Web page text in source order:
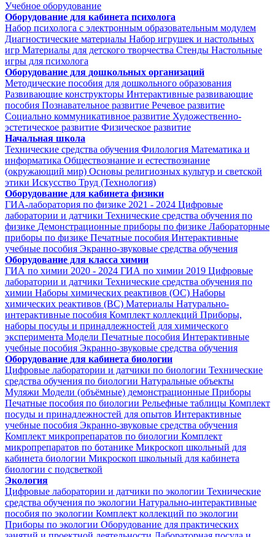
Учебное оборудование
Оборудование для кабинета психолога
Набор психолога с электронным образовательным модулем
Диагностические материалы Набор игрушек и настольных
игр Материалы для детского творчества Стенды Настольные
игры для психолога
Оборудование для дошкольных организаций
Методические пособия для дошкольного образования
Развивающие конструкторы Интерактивные развивающие
пособия Познавательное развитие Речевое развитие
Социально коммуникативное развитие Художественно-
эстетическое развитие Физическое развитие
Начальная школа
Технические средства обучения Филология Математика и
информатика Обществознание и естествознание
(окружающий мир) Основы религиозных культур и светской
этики Искусство Труд (Технология)
Оборудование для кабинета физики
ГИА-лаборатория по физике 2021 - 2024 Цифровые
лаборатории и датчики Технические средства обучения по
физике Демонстрационные приборы по физике Лабораторные
приборы по физике Печатные пособия Интерактивные
учебные пособия Экранно-звуковые средства обучения
Оборудование для класса химии
ГИА по химии 2020 - 2024 ГИА по химии 2019 Цифровые
лаборатории и датчики Технические средства обучения по
химии Наборы химических реактивов (ОС) Наборы
химических реактивов (ВС) Материалы Натурально-
интерактивные пособия Комплект коллекций Приборы,
наборы посуды и принадлежностей для химического
эксперимента Модели Печатные пособия Интерактивные
учебные пособия Экранно-звуковые средства обучения
Оборудование для кабинета биологии
Цифровые лаборатории и датчики по биологии Технические
средства обучения по биологии Натуральные объекты
Муляжи Модели (объёмные) демонстрационные Приборы
Печатные пособия по биологии Рельефные таблицы Комплект
посуды и принадлежностей для опытов Интерактивные
учебные пособия Экранно-звуковые средства обучения
Комплект микропрепаратов по биологии Комплект
микропрепаратов по ботанике Микроскоп школьный для
кабинета биологии Микроскоп школьный для кабинета
биологии с подсветкой
Экология
Цифровые лаборатории и датчики по экологии Технические
средства обучения по экологии Натурально-интерактивные
пособия по экологии Комплект коллекций по экологии
Приборы по экологии Оборудование для практических